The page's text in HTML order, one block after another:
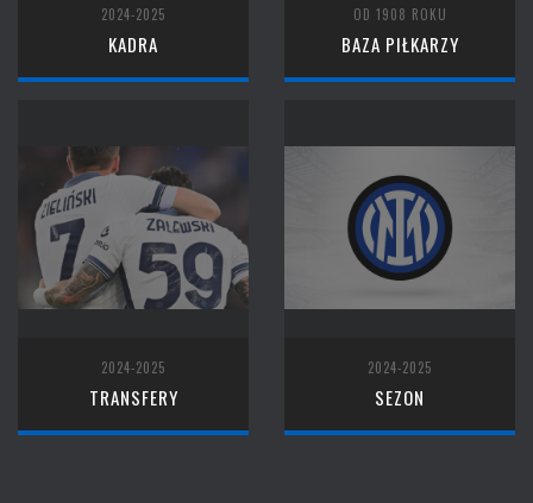
2024-2025
KADRA
OD 1908 ROKU
BAZA PIŁKARZY
2024-2025
TRANSFERY
2024-2025
SEZON